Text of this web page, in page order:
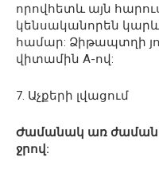
որովհետև այն
կենսականորեն
համար: Ձիթապտղի
վիտամին А-ով:
7. Աչքերի լվացում
Ժամանակ առ
ջրով: